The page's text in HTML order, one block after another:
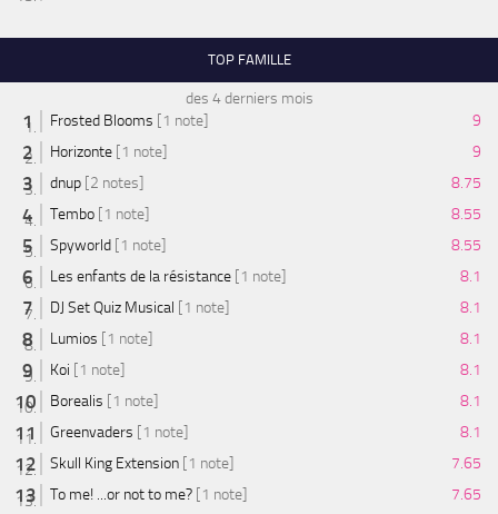
TOP FAMILLE
des 4 derniers mois
Frosted Blooms [1 note]
9
Horizonte [1 note]
9
dnup [2 notes]
8.75
Tembo [1 note]
8.55
Spyworld [1 note]
8.55
Les enfants de la résistance [1 note]
8.1
DJ Set Quiz Musical [1 note]
8.1
Lumios [1 note]
8.1
Koi [1 note]
8.1
Borealis [1 note]
8.1
Greenvaders [1 note]
8.1
Skull King Extension [1 note]
7.65
To me! ...or not to me? [1 note]
7.65